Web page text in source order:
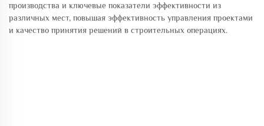
производства и ключевые показатели эффективности из
различных мест, повышая эффективность управления проектами
и качество принятия решений в строительных операциях.